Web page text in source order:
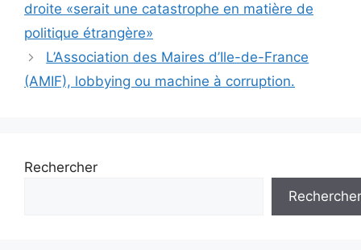
droite «serait une catastrophe en matière de
politique étrangère»
L’Association des Maires d’Ile-de-France
(AMIF), lobbying ou machine à corruption.
Rechercher
Rechercher